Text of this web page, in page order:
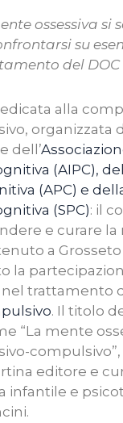
ossessiva si
su
del DOC
alla
organizzata
dell’
(AIPC),
(APC) e
(SPC): il
e curare
a
la
trattamento
. Il titolo
“La mente
editore e
infantile e